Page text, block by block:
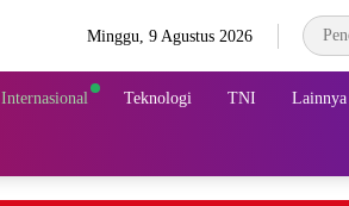
Minggu, 9 Agustus 2026
Internasional Teknologi TNI Lainnya